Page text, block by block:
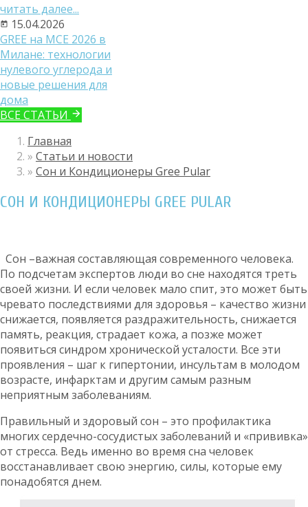
читать далее...
15.04.2026
GREE на MCE 2026 в
Милане: технологии
нулевого углерода и
новые решения для
дома
ВСЕ СТАТЬИ
Главная
» Статьи и новости
» Сон и Кондиционеры Gree Pular
СОН И КОНДИЦИОНЕРЫ GREE PULAR
Сон –важная составляющая современного человека.
По подсчетам экспертов люди во сне находятся треть
своей жизни. И если человек мало спит, это может быть
чревато последствиями для здоровья – качество жизни
снижается, появляется раздражительность, снижается
память, реакция, страдает кожа, а позже может
появиться синдром хронической усталости. Все эти
проявления – шаг к гипертонии, инсультам в молодом
возрасте, инфарктам и другим самым разным
неприятным заболеваниям.
Правильный и здоровый сон – это профилактика
многих сердечно-сосудистых заболеваний и «прививка»
от стресса. Ведь именно во время сна человек
восстанавливает свою энергию, силы, которые ему
понадобятся днем.